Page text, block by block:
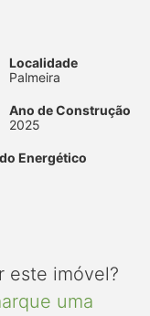
Localidade
Palmeira
Ano de Construção
2025
Energético
este imóvel?
uma